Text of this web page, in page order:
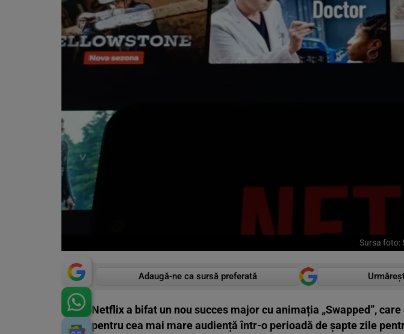
Sursa foto:
Adaugă-ne ca sursă preferată
Netflix a bifat un nou succes major cu animația „Swapped”,
pentru cea mai mare audiență într-o perioadă de șapte zile